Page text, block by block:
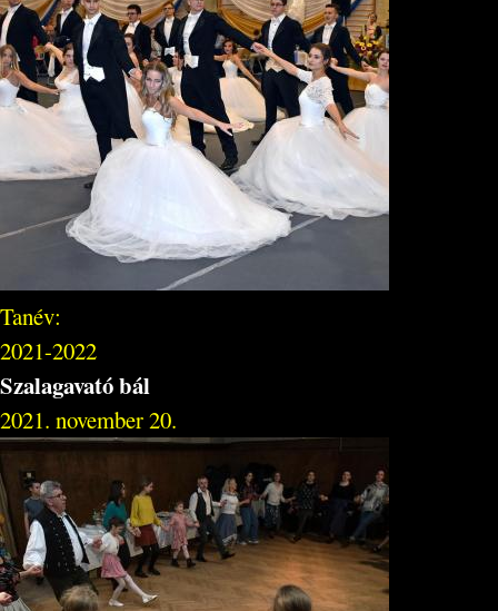
Tanév:
2021-2022
Szalagavató bál
2021. november 20.